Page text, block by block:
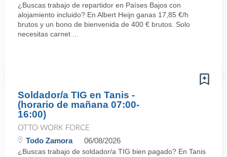
¿Buscas trabajo de repartidor en Países Bajos con
alojamiento incluido? En Albert Heijn ganas 17,85 €/h
brutos y un bono de bienvenida de 400 € brutos. Solo
necesitas carnet ...
Soldador/a TIG en Tanis -
(horario de mañana 07:00-
16:00)
OTTO WORK FORCE
Todo Zamora 06/08/2026
¿Buscas trabajo de soldador/a TIG bien pagado? En Tanis